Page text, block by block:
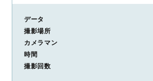
データ
撮影場所
カメラマン
時間
撮影回数